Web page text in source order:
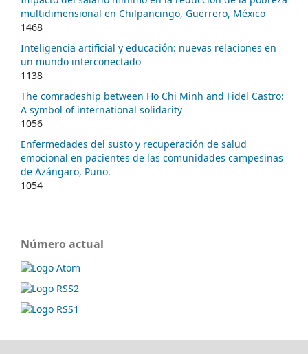
multidimensional en Chilpancingo, Guerrero, México
1468
Inteligencia artificial y educación: nuevas relaciones en
un mundo interconectado
1138
The comradeship between Ho Chi Minh and Fidel Castro:
A symbol of international solidarity
1056
Enfermedades del susto y recuperación de salud
emocional en pacientes de las comunidades campesinas
de Azángaro, Puno.
1054
Número actual